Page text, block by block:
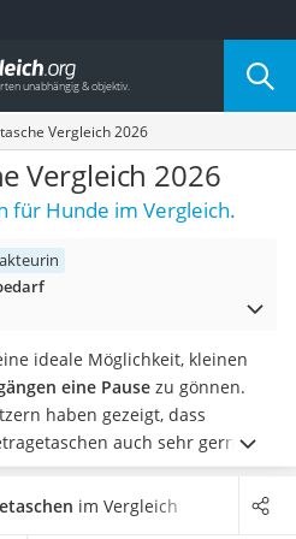
Kategorie
Vergleich 2026
Vergleich 2026
für Hunde im Vergleich.
ideale Möglichkeit, kleinen
eine Pause zu gönnen.
haben gezeigt, dass
auch sehr gerne als
im Restaurant oder zu Besuch
Die Wahl der
im Vergleich